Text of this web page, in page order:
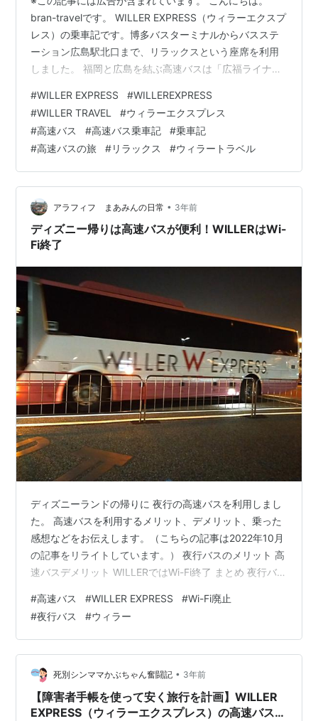
bran-travelです。 WILLER EXPRESS（ウィラーエクスプ
レス）の乗車記です。博多バスターミナルからバスステ
ーション広島駅北口まで、リラックスという座席を利用
しました。 福岡と広島を結ぶ高速バスは「広福ライナ
をそれぞれ1往復運行しています。 若い世代に人気の
WILLER EXPRESSに乗って、その理由を探ってみましょ
う。 この記事はこのような方にオススメ☆ WILLER
EXPRESSを利用したい方 WILLER EXPRESSのリラック
スについて知りたい方 福岡…
#WILLER EXPRESS #WILLEREXPRESS
#WILLER TRAVEL #ウィラーエクスプレス
#高速バス #高速バス乗車記 #乗車記
#高速バスの旅 #リラックス #ウィラートラベル
アラフィフ まあみんの日常 • 3年前
ディズニー帰りは高速バスが便利！WILLERはWi-
Fi終了
ディズニーランドの帰りに 夜行の高速バスを利用しまし
た。 高速バスを利用するメリット、デメリット、乗った
感想などをお伝えします。（こちらの記事は2022年10月
の記事をリライトしています。） 夜行バスのメリット 高
速バスデメリット WILLERではWi-Fi終了 まとめ 夜行バス
で丸一日楽しめること。 新幹線だと最終の時間を気にし
たり、 東京駅までの乗り継ぎ時間や混雑を気にしたり
で、早めにパークを後にすることになります。 その点で
は、夜行バスを利用すると 思いっきり閉園まで時間を気
にせずに遊べます。 高速バスデメリット 反面、デメリッ
トは …
#高速バス #WILLER EXPRESS #Wi-Fi廃止
#夜行バス #ウィラー
死別シンママかぶちゃん奮闘記 • 3年前
【障害者手帳を使って安く旅行を計画】WILLER
EXPRESS（ウィラーエクスプレス）の高速バス・